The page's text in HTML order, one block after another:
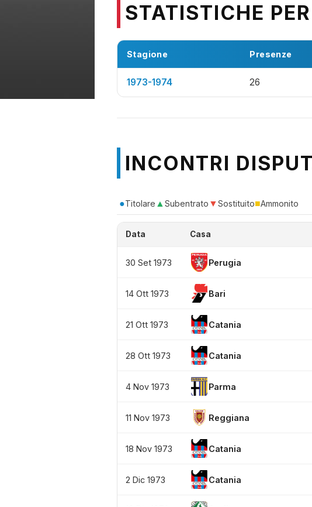
STATISTICHE
Stagione Presenze
1973-1974 26
INCONTRI
●Titolare ▲Subentrato ▼Sostituito■Ammonito
Data Casa
30 Set 1973 Perugia
14 Ott 1973 Bari
21 Ott 1973 Catania
28 Ott 1973 Catania
4 Nov 1973 Parma
11 Nov 1973 Reggiana
18 Nov 1973 Catania
2 Dic 1973 Catania